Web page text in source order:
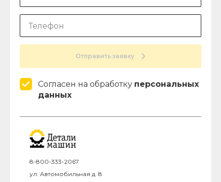
Отправить заявку
Согласен на обработку персональных
данных
8-800-333-2067
ул. Автомобильная д. 8